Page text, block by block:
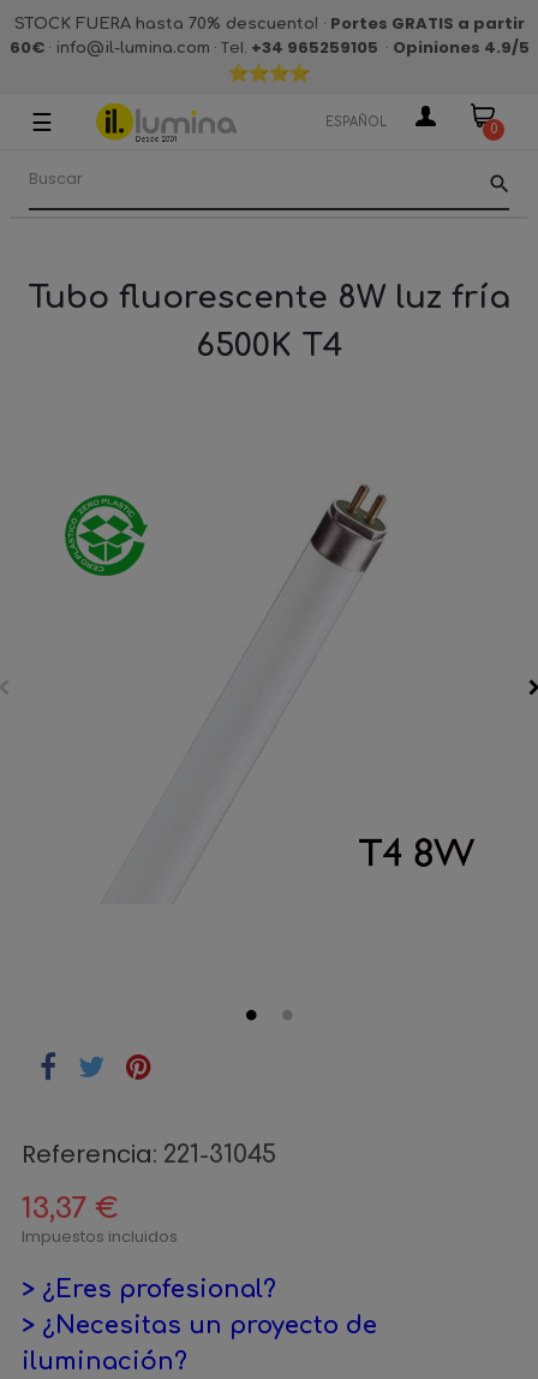
STOCK FUERA hasta 70% descuento! · Portes GRATIS a partir
60€· info@il-lumina.com · Tel. +34 965259105 · Opiniones 4.9/5
Navegación
palanca
☰ ESPAÑOL 0
search
Tubo fluorescente 8W luz fría
6500K T4
Referencia: 221-31045
13,37 €
Impuestos incluidos
> ¿Eres profesional?
> ¿Necesitas un proyecto de
iluminación?